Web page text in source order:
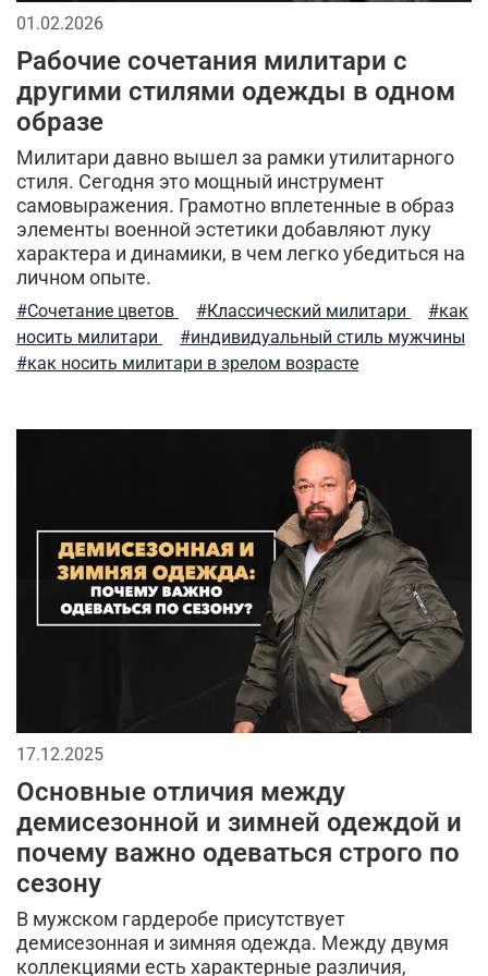
уход за вещами
штаны джоггеры
прогулки и отдых
тактический подсумок джогеры карго
туристический нож сочетание цветов
модный образ
женские жилеты брюки карго арафатка
городской милитари спортивные рюкзак
стиль милитари в повседневной жизни
джинсовая одежда
универсальная вещь кофта флисовая
тренды милитари милитари-стиль
размеры мужской одежды
фирменная одежда охота
мужской гардероб
практичные советы
термофутболка мужская флисовая одежда
классика
стиль тактическая одежда для мужчин
01.02.2026
Рабочие сочетания милитари с
другими стилями одежды в одном
образе
Милитари давно вышел за рамки утилитарного
стиля. Сегодня это мощный инструмент
самовыражения. Грамотно вплетенные в образ
элементы военной эстетики добавляют луку
характера и динамики, в чем легко убедиться на
личном опыте.
#Сочетание цветов #Классический милитари
#как
носить милитари
#индивидуальный стиль мужчины
#как носить милитари в зрелом возрасте
17.12.2025
Основные отличия между
демисезонной и зимней одеждой и
почему важно одеваться строго по
сезону
В мужском гардеробе присутствует
демисезонная и зимняя одежда. Между двумя
коллекциями есть характерные различия,